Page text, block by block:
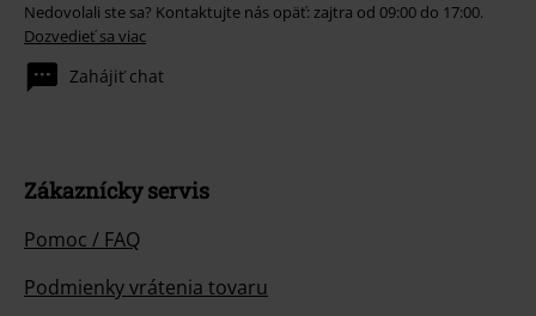
Nedovolali ste sa? Kontaktujte nás opäť: zajtra od 09:00 do 17:00.
Dozvedieť sa viac
Zahájiť chat
Zákaznícky servis
Pomoc / FAQ
Podmienky vrátenia tovaru